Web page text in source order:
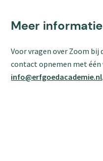
Meer informatie
Voor vragen over Zoom bij
contact opnemen met één
info@erfgoedacademie.nl.